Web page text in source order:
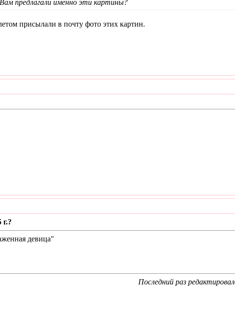
предлагали именно эти картины?
присылали в почту фото этих картин.
девица"
Последний раз